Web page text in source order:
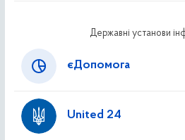
Державні установи
єДопомога
United 24